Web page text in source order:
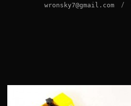
wronsky7@gmail.com /